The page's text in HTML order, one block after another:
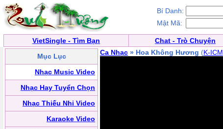
Bí Danh:
Mật Mã:
VietSingle - Tìm Bạn Chat - Trò Chuyện
Mục Lục
Nhạc Music Video
Nhạc Hay Tuyển Chọn
Nhạc Thiếu Nhi Video
Karaoke Video
Ca Nhạc » Hoa Không Hương (K-ICM